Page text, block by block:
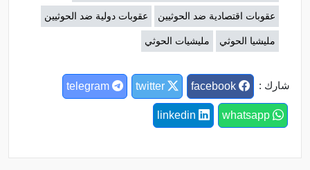
عقوبات اقتصادية ضد الحوثيين عقوبات دولية ضد الحوثيين
مليشيا الحوثي مليشيات الحوثي
شارك :